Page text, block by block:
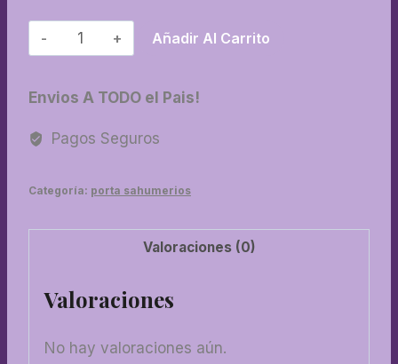
09-
Gajito
porta
sahumerio
cantidad
Añadir Al Carrito
Envios A TODO el Pais!
Pagos Seguros
Categoría: porta sahumerios
Valoraciones (0)
Valoraciones
No hay valoraciones aún.